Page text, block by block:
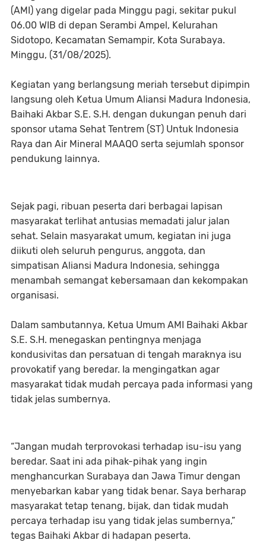
(AMI) yang digelar pada Minggu pagi, sekitar pukul
06.00 WIB di depan Serambi Ampel, Kelurahan
Sidotopo, Kecamatan Semampir, Kota Surabaya.
Minggu, (31/08/2025).
Kegiatan yang berlangsung meriah tersebut dipimpin
langsung oleh Ketua Umum Aliansi Madura Indonesia,
Baihaki Akbar S.E. S.H. dengan dukungan penuh dari
sponsor utama Sehat Tentrem (ST) Untuk Indonesia
Raya dan Air Mineral MAAQO serta sejumlah sponsor
pendukung lainnya.
Sejak pagi, ribuan peserta dari berbagai lapisan
masyarakat terlihat antusias memadati jalur jalan
sehat. Selain masyarakat umum, kegiatan ini juga
diikuti oleh seluruh pengurus, anggota, dan
simpatisan Aliansi Madura Indonesia, sehingga
menambah semangat kebersamaan dan kekompakan
organisasi.
Dalam sambutannya, Ketua Umum AMI Baihaki Akbar
S.E. S.H. menegaskan pentingnya menjaga
kondusivitas dan persatuan di tengah maraknya isu
provokatif yang beredar. Ia mengingatkan agar
masyarakat tidak mudah percaya pada informasi yang
tidak jelas sumbernya.
“Jangan mudah terprovokasi terhadap isu-isu yang
beredar. Saat ini ada pihak-pihak yang ingin
menghancurkan Surabaya dan Jawa Timur dengan
menyebarkan kabar yang tidak benar. Saya berharap
masyarakat tetap tenang, bijak, dan tidak mudah
percaya terhadap isu yang tidak jelas sumbernya,”
tegas Baihaki Akbar di hadapan peserta.